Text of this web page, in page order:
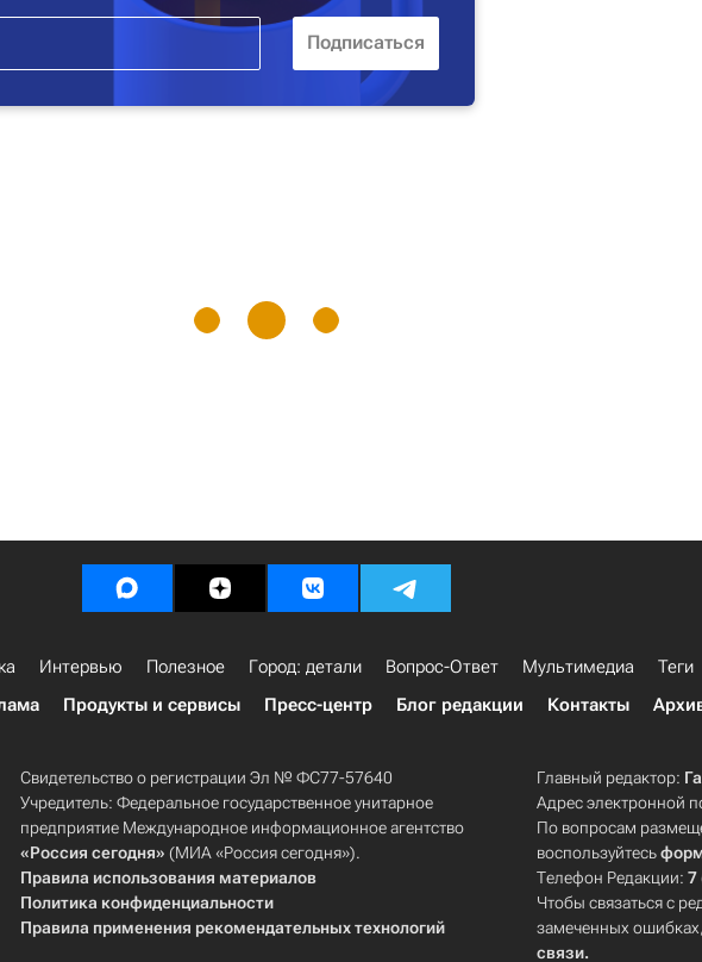
Интервью Полезное Город: детали Вопрос-Ответ Мультимедиа
Теги
Продукты и сервисы Пресс-центр Блог редакции Контакты
Свидетельство о регистрации Эл № ФС77-57640
Учредитель: Федеральное государственное унитарное
предприятие Международное информационное агентство
«Россия сегодня» (МИА «Россия сегодня»).
Правила использования материалов
Политика конфиденциальности
Правила применения рекомендательных технологий
Главный редактор:
Адрес электронной
По вопросам
воспользуйтесь
Телефон Редакции:7
Чтобы связаться с
замеченных
связи.